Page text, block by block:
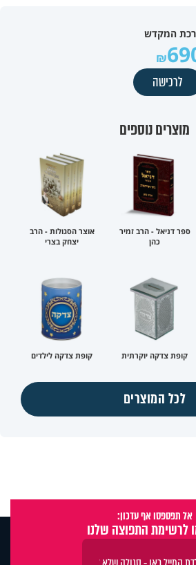
המקדש
לרכישה
מוצרים נוספים
ספר דניאל - הרב זמיר
כהן
אוצר הסגולות - הרב
יצחק בצרי
קופת צדקה יוקרתית קופת צדקה לילדים
לכל המוצרים
אל תפספסו אף עדכון:
לרשימת התפוצה שלנו